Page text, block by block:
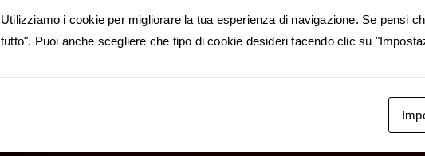
Utilizziamo i cookie per migliorare la tua esperienza di navigazione. Se pensi
tutto". Puoi anche scegliere che tipo di cookie desideri facendo clic su